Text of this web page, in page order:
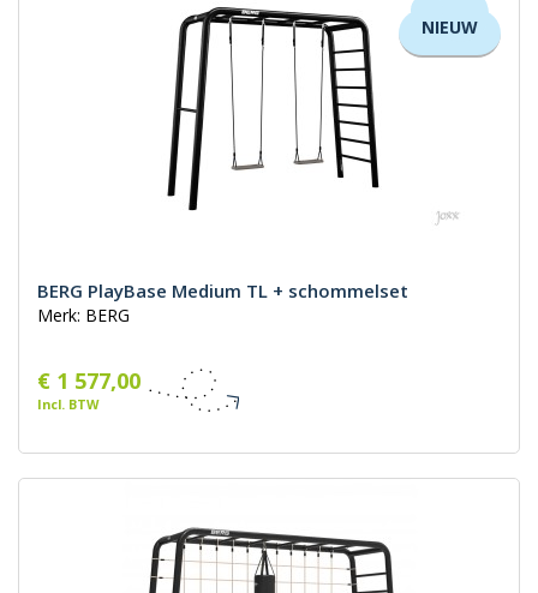
NIEUW
BERG PlayBase Medium TL + schommelset
Merk: BERG
€ 1 577,00
Incl. BTW